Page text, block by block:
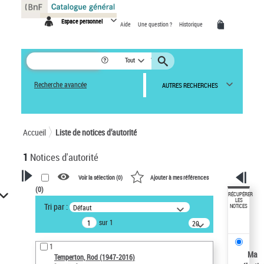
Espace personnel Aide Une question ? Historique
Tout
Recherche avancée AUTRES RECHERCHES
Accueil Liste de notices d’autorité
1 Notices d'autorité
VOTRE RECHERCHE
Recherche avancée dans les
notices d’autorité
Œuvres liées à l'auteur :
Temperton, Rod (1947-2016)
Voir la sélection (0) Ajouter à mes références
(0)
Tri par : Défaut
sur 1
20
résultats/page
1
Temperton, Rod (1947-2016)
RÉCUPÉRER
LES
NOTICES
Ma
Panneau de gestion des cookies